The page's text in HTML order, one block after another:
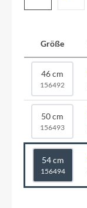
Größe
46 cm
156492
50 cm
156493
54 cm
156494